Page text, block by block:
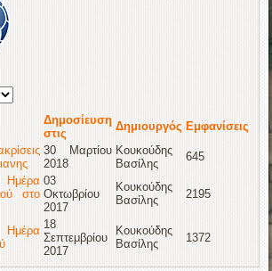
Δημοσίευση
στις
Δημιουργός Εμφανίσεις
30 Μαρτίου
2018
Κουκούδης
Βασίλης
645
στο
03
Οκτωβρίου
2017
Κουκούδης
Βασίλης
2195
18
Σεπτεμβρίου
2017
Κουκούδης
Βασίλης
1372